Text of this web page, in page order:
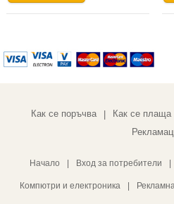
Как се поръчва Как се плаща
Начало Вход за потребители
Компютри и електроника